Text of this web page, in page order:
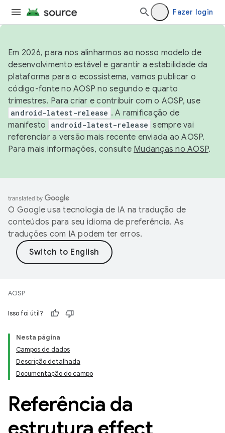
Fazer login
Em 2026, para nos alinharmos ao nosso modelo de
desenvolvimento estável e garantir a estabilidade da
plataforma para o ecossistema, vamos publicar o
código-fonte no AOSP no segundo e quarto
trimestres. Para criar e contribuir com o AOSP, use
android-latest-release . A ramificação de
manifesto
android-latest-release sempre vai
referenciar a versão mais recente enviada ao AOSP.
Para mais informações, consulte Mudanças no AOSP.
O Google usa tecnologia de IA na tradução de
conteúdos para seu idioma de preferência. As
traduções com IA podem ter erros.
AOSP
Isso foi útil?
Nesta página
Campos de dados
Descrição detalhada
Documentação do campo
Referência da
estrutura effect